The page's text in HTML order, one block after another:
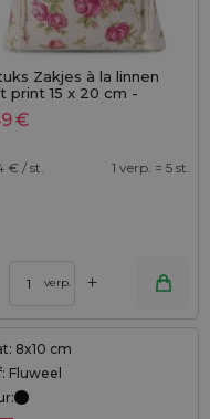
roze
2,59
Zakjes à la linnen
print 15 x 20 cm -
kleur / rozen
€
€ / st. 1 verp. = 5 st.
verp. +
8x10 cm
Fluweel